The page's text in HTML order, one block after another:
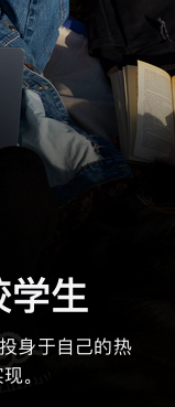
生
身于自己的热
。